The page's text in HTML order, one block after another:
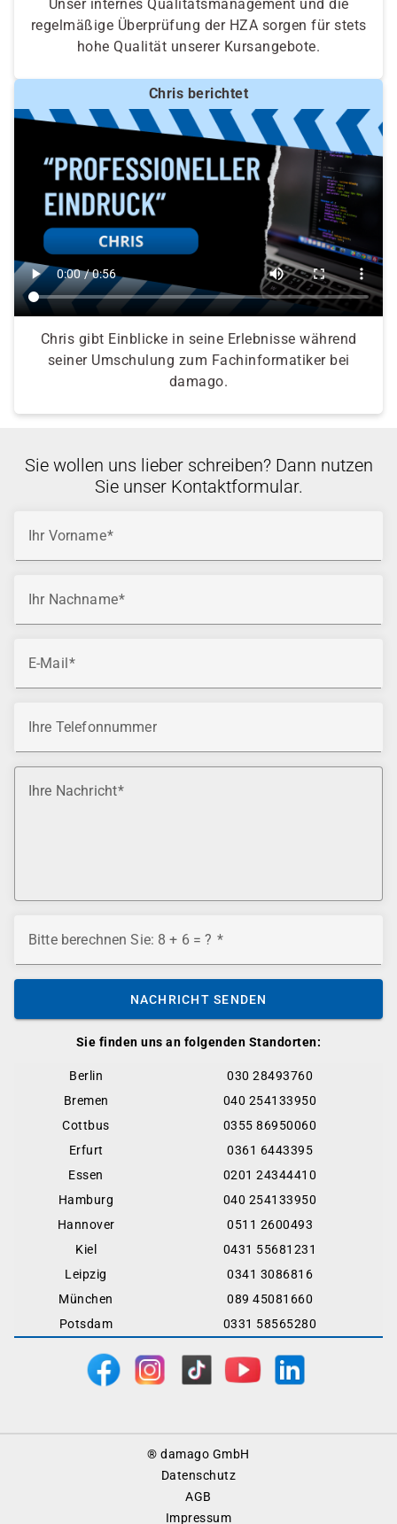
Unser internes Qualitätsmanagement und die
regelmäßige Überprüfung der HZA sorgen für stets
hohe Qualität unserer Kursangebote.
Chris berichtet
Chris gibt Einblicke in seine Erlebnisse während
seiner Umschulung zum Fachinformatiker bei
damago.
Sie finden uns an folgenden Standorten:
Berlin
030 28493760
Bremen
040 254133950
Cottbus
0355 86950060
Erfurt
0361 6443395
Essen
0201 24344410
Hamburg
040 254133950
Hannover
0511 2600493
Kiel
0431 55681231
Leipzig
0341 3086816
München
089 45081660
Potsdam
0331 58565280
Sie wollen uns lieber schreiben? Dann nutzen
Sie unser Kontaktformular.
Ihr Vorname
Ihr Nachname
E-Mail
Ihre Telefonnummer
Ihre Nachricht
Bitte berechnen Sie: 8 + 6 = ?
NACHRICHT SENDEN
® damago GmbH
Datenschutz
AGB
Impressum